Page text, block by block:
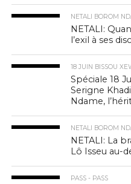
NETALI BOROM
NETALI:
l’exil à ses
18 JUIN BISSOU
Spéciale 18
Serigne
Ndame,
NETALI BOROM
NETALI: La
Lô Isseu au-
PASS - PASS